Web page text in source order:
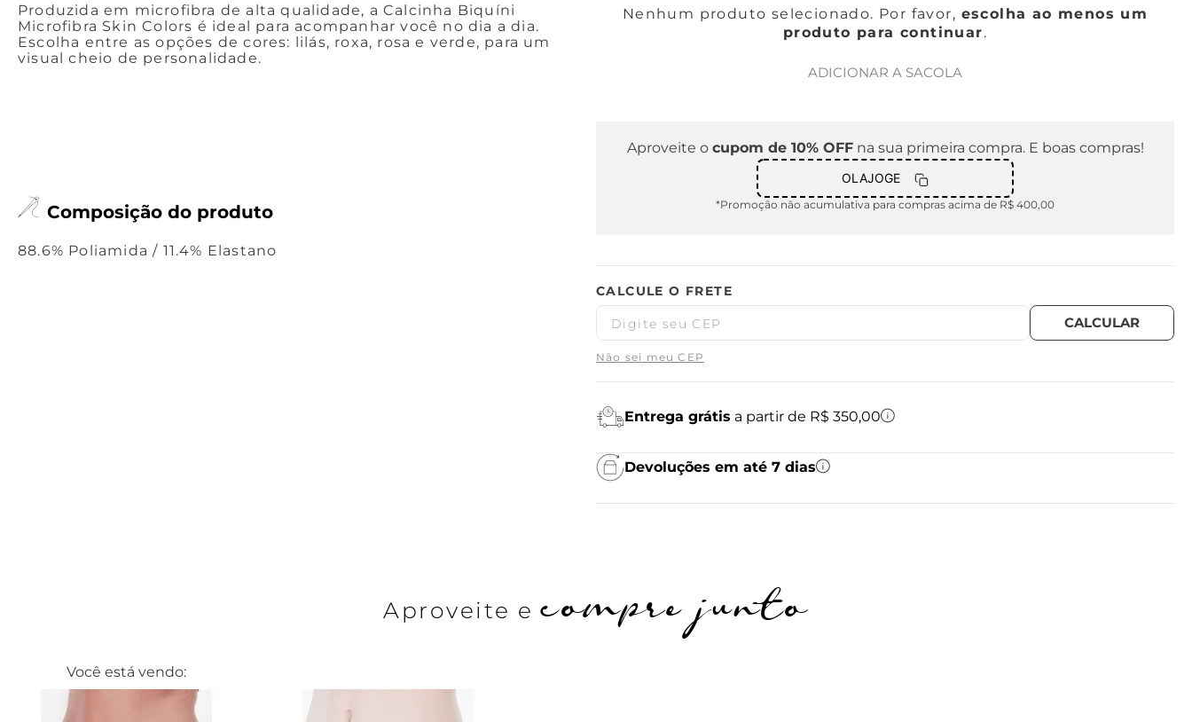
Produzida em microfibra de alta qualidade, a Calcinha Biquíni
Microfibra Skin Colors é ideal para acompanhar você no dia a dia.
Escolha entre as opções de cores: lilás, roxa, rosa e verde, para um
visual cheio de personalidade.
Composição do produto
88.6% Poliamida / 11.4% Elastano
Nenhum produto selecionado. Por favor, escolha ao menos um
produto para continuar.
ADICIONAR A SACOLA
Aproveite o cupom de 10% OFFna sua primeira compra. E boas compras!
OLAJOGE
*Promoção não acumulativa para compras acima de R$ 400,00
Não sei meu CEP
Entrega grátis a partir de R$ 350,00
Devoluções em até 7 dias
Aproveite ecompre junto
Você está vendo: